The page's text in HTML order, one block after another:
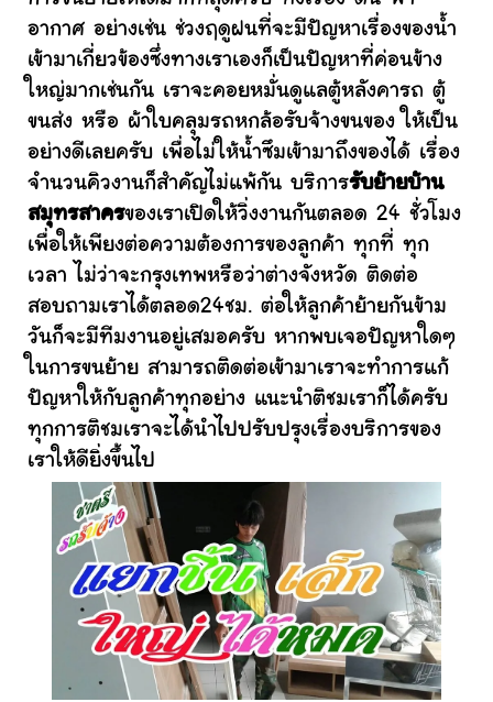
อากาศ อย่างเช่น ช่วงฤดูฝนที่จะมีปัญหาเรื่องของน้ำ
เข้ามาเกี่ยวข้องซึ่งทางเราเองก็เป็นปัญหาที่ค่อนข้าง
ใหญ่มากเช่นกัน เราจะคอยหมั่นดูแลตู้หลังคารถ ตู้
ขนส่ง หรือ ผ้าใบคลุมรถหกล้อรับจ้างขนของ ให้เป็น
อย่างดีเลยครับ เพื่อไม่ให้น้ำซึมเข้ามาถึงของได้ เรื่อง
จำนวนคิวงานก็สำคัญไม่แพ้กัน บริการรับย้ายบ้าน
สมุทรสาครของเราเปิดให้วิ่งงานกันตลอด 24 ชั่วโมง
เพื่อให้เพียงต่อความต้องการของลูกค้า ทุกที่ ทุก
เวลา ไม่ว่าจะกรุงเทพหรือว่าต่างจังหวัด ติดต่อ
สอบถามเราได้ตลอด24ชม. ต่อให้ลูกค้าย้ายกันข้าม
วันก็จะมีทีมงานอยู่เสมอครับ หากพบเจอปัญหาใดๆ
ในการขนย้าย สามารถติดต่อเข้ามาเราจะทำการแก้
ปัญหาให้กับลูกค้าทุกอย่าง แนะนำติชมเราก็ได้ครับ
ทุกการติชมเราจะได้นำไปปรับปรุงเรื่องบริการของ
เราให้ดียิ่งขึ้นไป